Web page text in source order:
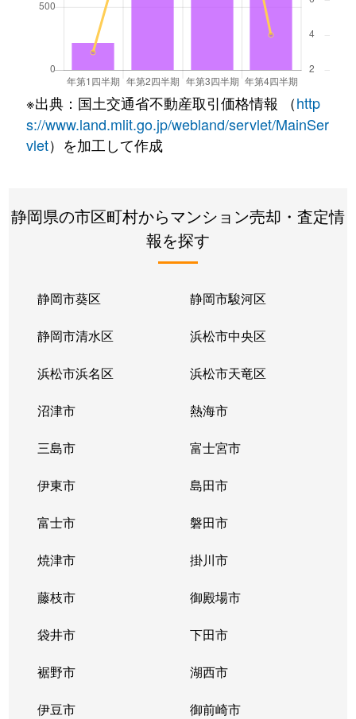
※出典：国土交通省不動産取引価格情報 （http
s://www.land.mlit.go.jp/webland/servlet/MainSer
vlet）を加工して作成
静岡県の市区町村からマンション売却・査定情
報を探す
静岡市葵区 静岡市駿河区
静岡市清水区 浜松市中央区
浜松市浜名区 浜松市天竜区
沼津市 熱海市
三島市 富士宮市
伊東市 島田市
富士市 磐田市
焼津市 掛川市
藤枝市 御殿場市
袋井市 下田市
裾野市 湖西市
伊豆市 御前崎市